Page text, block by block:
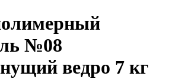
№08
ведро 7 кг